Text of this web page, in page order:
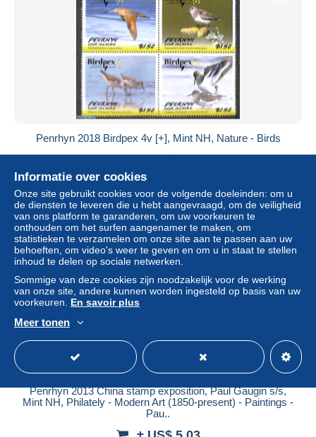
Penrhyn 2018 Birdpex 4v [+], Mint NH, Nature - Birds
± US$ 6,82
Statuut Professioneel handelaar
Nieuw
Penrhyn 2013 China stamp exposition, Paul Gaugin s/s,
Mint NH, Philately - Modern Art (1850-present) - Paintings -
Pau..
Informatie over cookies
Onze site gebruikt cookies voor de volgende doeleinden: om u
de diensten te leveren die u hebt aangevraagd, om de veiligheid
van ons platform te garanderen, om uw voorkeuren te
onthouden om het surfen aangenamer te maken, om
statistieken te verzamelen om onze site aan te passen aan uw
behoeften, om video's weer te geven en om u in staat te stellen
inhoud te delen op sociale netwerken.
Sommige van deze cookies zijn noodzakelijk voor de werking
van onze site, andere kunnen worden ingesteld op basis van uw
voorkeuren. En savoir plus
Meer tonen